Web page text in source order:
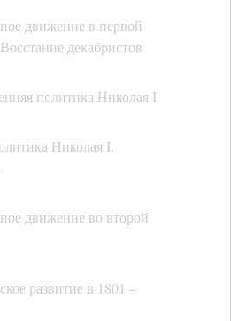
движение в первой
декабристов
политика Николая I
Николая I.
движение во второй
развитие в 1801 –